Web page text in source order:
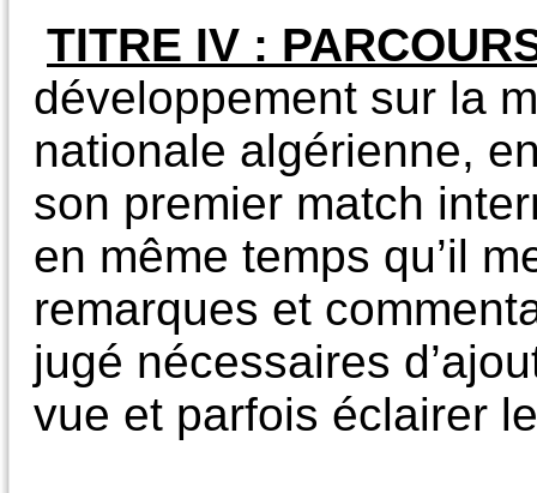
TITRE IV :
développement sur la
nationale algérienne,
son premier match
en même temps qu’il
remarques et
jugé nécessaires
vue et parfois éclairer